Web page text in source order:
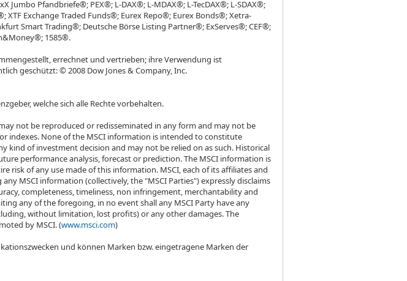
Jumbo Pfandbriefe®; PEX®; L-DAX®; L-MDAX®; L-TecDAX®; L-SDAX®;
XTF Exchange Traded Funds®; Eurex Repo®; Eurex Bonds®; Xetra-
Smart Trading®; Deutsche Börse Listing Partner®; ExServes®; CEF®;
1585®.
errechnet und vertrieben; ihre Verwendung ist
geschützt: © 2008 Dow Jones & Company, Inc.
welche sich alle Rechte vorbehalten.
not be reproduced or redisseminated in any form and may not be
indexes. None of the MSCI information is intended to constitute
of investment decision and may not be relied on as such. Historical
performance analysis, forecast or prediction. The MSCI information is
risk of any use made of this information. MSCI, each of its affiliates and
MSCI information (collectively, the "MSCI Parties") expressly disclaims
completeness, timeliness, non infringement, merchantability and
any of the foregoing, in no event shall any MSCI Party have any
without limitation, lost profits) or any other damages. The
by MSCI. (www.msci.com)
und können Marken bzw. eingetragene Marken der